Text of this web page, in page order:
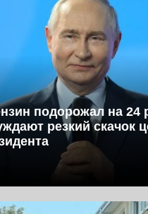
подорожал на 24
резкий скачок